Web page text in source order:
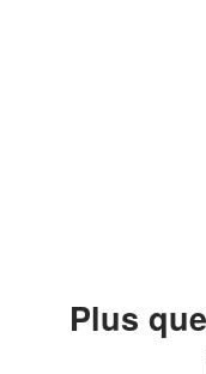
Plus que ce qu'ils avaient